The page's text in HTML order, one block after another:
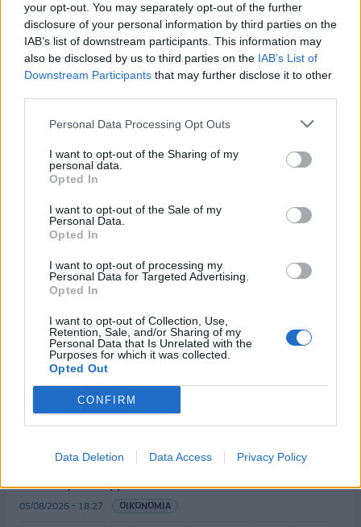
your opt-out. You may separately opt-out of the further
disclosure of your personal information by third parties on the
IAB’s list of downstream participants. This information may
also be disclosed by us to third parties on the IAB’s List of
Downstream Participants that may further disclose it to other
Personal Data Processing Opt Outs
I want to opt-out of the Sharing of my
personal data.
Opted In
I want to opt-out of the Sale of my
Personal Data.
Opted In
I want to opt-out of processing my
Personal Data for Targeted Advertising.
Opted In
I want to opt-out of Collection, Use,
Retention, Sale, and/or Sharing of my
Personal Data that Is Unrelated with the
Purposes for which it was collected.
Opted Out
CONFIRM
Data Deletion Data Access Privacy Policy
Πυροσβεστική: 41 δασικές
το τελευταίο 24ωρο
09/08/2023 - 20:30
Στις φλόγες τυλίχθηκε
σκάφος στο Γύθειο - Σώοι
οι τρεις επιβαίνοντες
ΡΟΗ ΕΙΔΗΣΕΩΝ
Χρηματιστήριο: Πτώση κατά 0,18%, στα 315,71
εκατ. ευρώ ο τζίρος
05/08/2026 - 18:27 ΟΙΚΟΝΟΜΙΑ